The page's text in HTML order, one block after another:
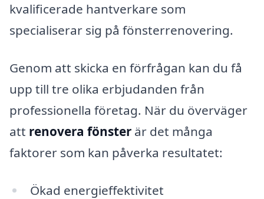
kvalificerade hantverkare som
specialiserar sig på fönsterrenovering.
Genom att skicka en förfrågan kan du få
upp till tre olika erbjudanden från
professionella företag. När du överväger
att renovera fönster är det många
faktorer som kan påverka resultatet:
Ökad energieffektivitet